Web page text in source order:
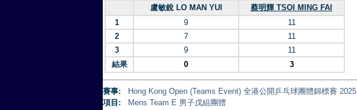
盧敏銳 LO MAN YUI
蔡明輝 TSOI MING FAI
1
9
11
2
7
11
3
9
11
結果
0 3
賽事:
Hong Kong Open (Teams Event) 全港公開乒乓球團體錦標賽 2025
項目:
Mens Team E 男子戊組團體